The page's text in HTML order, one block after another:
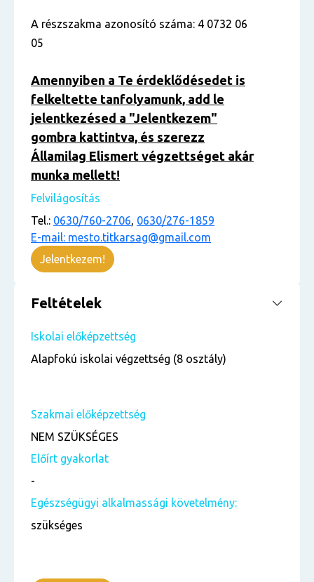
A részszakma azonosító száma: 4 0732 06
05
Amennyiben a Te érdeklődésedet is
felkeltette tanfolyamunk, add le
jelentkezésed a "Jelentkezem"
gombra kattintva, és szerezz
Államilag Elismert végzettséget akár
munka mellett!
Felvilágosítás
Tel.: 0630/760-2706, 0630/276-1859
E-mail: mesto.titkarsag@gmail.com
Jelentkezem!
Feltételek
Iskolai előképzettség
Alapfokú iskolai végzettség (8 osztály)
Szakmai előképzettség
NEM SZÜKSÉGES
Előírt gyakorlat
-
Egészségügyi alkalmassági követelmény:
szükséges